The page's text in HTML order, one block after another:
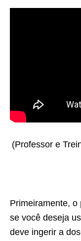
(Professor e
Primeiramente, o
se você deseja
deve ingerir a